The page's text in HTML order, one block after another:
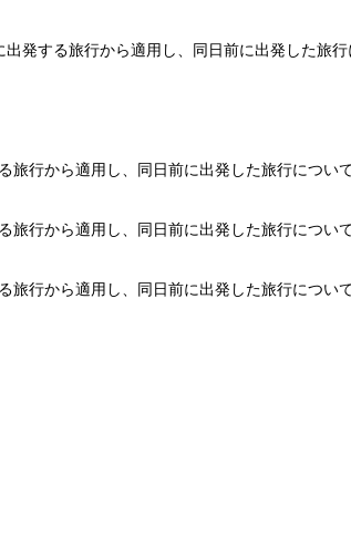
発する旅行から適用し、同日前に出発した旅
行から適用し、同日前に出発した旅行につい
行から適用し、同日前に出発した旅行につい
行から適用し、同日前に出発した旅行につい